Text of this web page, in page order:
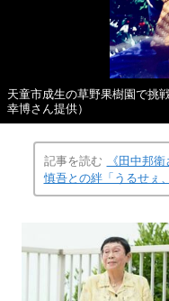
天童市成生の草野果樹園で挑
幸博さん提供）
記事を読む
《田中邦
慎吾との絆「うるせぇ